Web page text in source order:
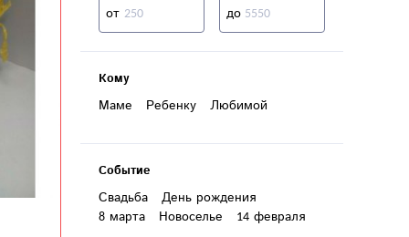
от до
Кому
Маме Ребенку Любимой
Событие
Свадьба
День рождения
8 марта
Новоселье 14 февраля